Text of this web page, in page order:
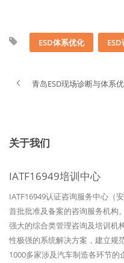
ESD体系优化
青岛ESD现场诊断与体系
关于我们
IATF16949培训中心
IATF16949认证咨询服务中心（
首批批准及备案的咨询服务机构
强大的综合类管理咨询及培训机
性极强的系统解决方案，建立规
1000多家涉及汽车制造各环节的